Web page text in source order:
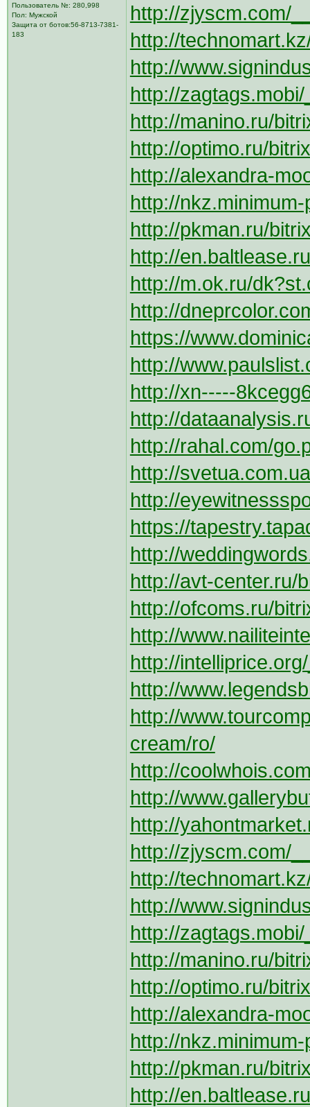
Пользователь №: 280,998
Пол: Мужской
Защита от ботов:56-8713-7381-
183
http://zjyscm.com/
http://
http://
http://
http://manino.ru/
http://optimo.ru/
http://alexandra-
http://
http://pkman.ru/
http://
http://m.ok.ru/
http://
https://
http://
http://xn-----
http://
http://rahal.com/
http://
http://
https://
http://
http://avt-center.ru/
http://ofcoms.ru/
http://
http://
http://
http://
cream/ro/
http://
http://
http://
http://zjyscm.com/
http://
http://
http://
http://manino.ru/
http://optimo.ru/
http://alexandra-
http://
http://pkman.ru/
http://